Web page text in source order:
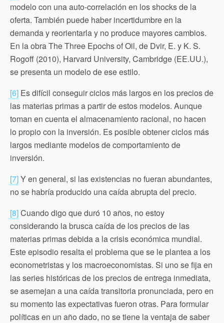
modelo con una auto-correlación en los shocks de la
oferta. También puede haber incertidumbre en la
demanda y reorientarla y no produce mayores cambios.
En la obra The Three Epochs of Oil, de Dvir, E. y K. S.
Rogoff (2010), Harvard University, Cambridge (EE.UU.),
se presenta un modelo de ese estilo.
[6] Es difícil conseguir ciclos más largos en los precios de
las materias primas a partir de estos modelos. Aunque
toman en cuenta el almacenamiento racional, no hacen
lo propio con la inversión. Es posible obtener ciclos más
largos mediante modelos de comportamiento de
inversión.
[7]Y en general, si las existencias no fueran abundantes,
no se habría producido una caída abrupta del precio.
[8]Cuando digo que duró 10 años, no estoy
considerando la brusca caída de los precios de las
materias primas debida a la crisis económica mundial.
Este episodio resalta el problema que se le plantea a los
econometristas y los macroeconomistas. Si uno se fija en
las series históricas de los precios de entrega inmediata,
se asemejan a una caída transitoria pronunciada, pero en
su momento las expectativas fueron otras. Para formular
políticas en un año dado, no se tiene la ventaja de saber